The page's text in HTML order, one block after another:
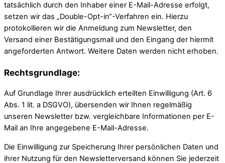
tatsächlich durch den Inhaber einer E-Mail-Adresse erfolgt,
setzen wir das „Double-Opt-in“-Verfahren ein. Hierzu
protokollieren wir die Anmeldung zum Newsletter, den
Versand einer Bestätigungsmail und den Eingang der hiermit
angeforderten Antwort. Weitere Daten werden nicht erhoben.
Rechtsgrundlage:
Auf Grundlage Ihrer ausdrücklich erteilten Einwilligung (Art. 6
Abs. 1 lit. a DSGVO), übersenden wir Ihnen regelmäßig
unseren Newsletter bzw. vergleichbare Informationen per E-
Mail an Ihre angegebene E-Mail-Adresse.
Die Einwilligung zur Speicherung Ihrer persönlichen Daten und
ihrer Nutzung für den Newsletterversand können Sie jederzeit